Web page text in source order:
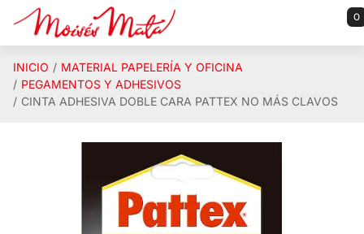
Saltar al contenido principal 0
INICIO
MATERIAL PAPELERÍA Y OFICINA
PEGAMENTOS Y ADHESIVOS
CINTA ADHESIVA DOBLE CARA PATTEX NO MÁS CLAVOS